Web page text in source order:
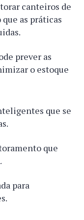
canteiros de
as práticas
prever as
o estoque
que se
que
para